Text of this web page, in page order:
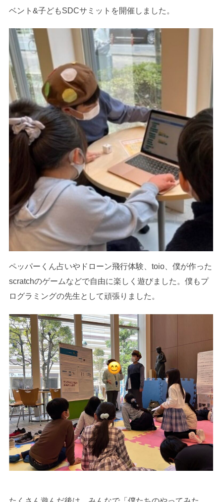
ベント&子どもSDCサミットを開催しました。
ペッパーくん占いやドローン飛行体験、toio、僕が作った
scratchのゲームなどで自由に楽しく遊びました。僕もプ
ログラミングの先生として頑張りました。